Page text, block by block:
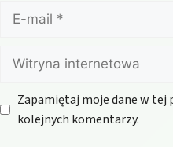
mail
Witryna
internetowa
Zapamiętaj moje dane w tej
kolejnych komentarzy.